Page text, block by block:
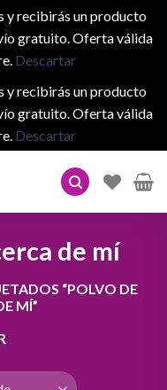
y recibirás un producto
gratuito. Oferta válida
Descartar
y recibirás un producto
gratuito. Oferta válida
Descartar
de mí
“POLVO DE
MÍ”